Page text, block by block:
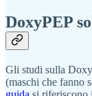
DoxyPEP
Gli studi sulla
(maschi che fanno